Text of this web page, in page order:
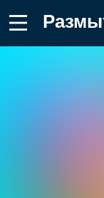
Размытые,